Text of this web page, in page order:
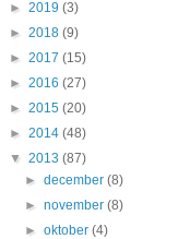
► 2019 (3)
► 2018 (9)
► 2017 (15)
► 2016 (27)
► 2015 (20)
► 2014 (48)
▼ 2013 (87)
►december(8)
►november(8)
►oktober(4)